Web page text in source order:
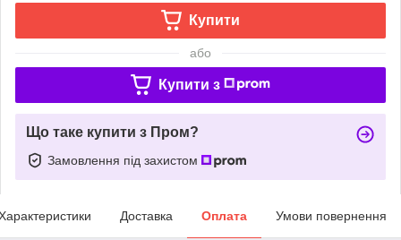
Купити
або
Купити з
Що таке купити з Пром?
Замовлення під захистом
Доставка Оплата Умови повернення